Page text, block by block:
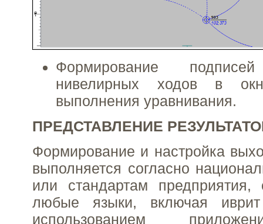
Формирование подписей
нивелирных ходов в
выполнения уравнивания.
ПРЕДСТАВЛЕНИЕ
Формирование и настройка
выполняется согласно
или стандартам предприятия,
любые языки, включая
использованием